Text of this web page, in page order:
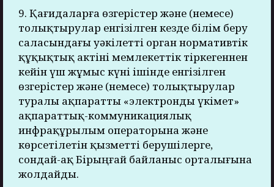
9. Қағидаларға өзгерістер және (немесе)
толықтырулар енгізілген кезде білім беру
саласындағы уәкілетті орган нормативтік
құқықтық актіні мемлекеттік тіркегеннен
кейін үш жұмыс күні ішінде енгізілген
өзгерістер және (немесе) толықтырулар
туралы ақпаратты «электронды үкімет»
ақпараттық-коммуникациялық
инфрақұрылым операторына және
көрсетілетін қызметті берушілерге,
сондай-ақ Бірыңғай байланыс орталығына
жолдайды.